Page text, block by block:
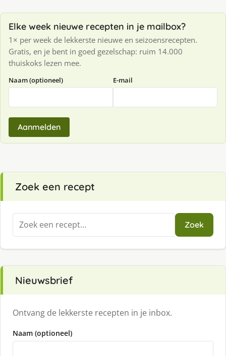
Elke week nieuwe recepten in je mailbox?
1× per week de lekkerste nieuwe en seizoensrecepten.
Gratis, en je bent in goed gezelschap: ruim 14.000
thuiskoks lezen mee.
Naam (optioneel) E-mail
Aanmelden
Zoek een recept
Zoeken
naar:
Zoek
Nieuwsbrief
Ontvang de lekkerste recepten in je inbox.
Naam (optioneel)